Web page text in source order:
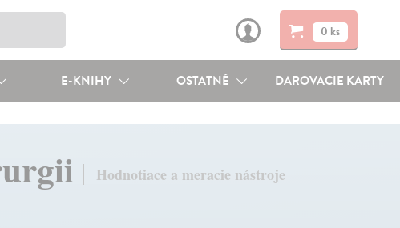
0 ks
E-KNIHY OSTATNÉ DAROVACIE KARTY
Hodnotiace a meracie nástroje